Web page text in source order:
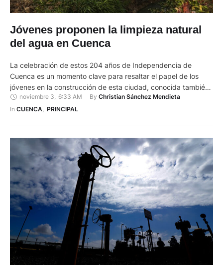
Jóvenes proponen la limpieza natural
del agua en Cuenca
La celebración de estos 204 años de Independencia de
Cuenca es un momento clave para resaltar el papel de los
jóvenes en la construcción de esta ciudad, conocida también
como Santa Ana de los Ríos de Cuenca. Con su energía y
creatividad, los jóvenes impulsan proyectos innovadores que
noviembre 3 6:33 AM By Christian Sánchez Mendieta
In CUENCA, PRINCIPAL